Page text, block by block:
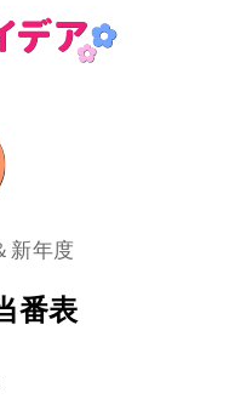
新年度
番表